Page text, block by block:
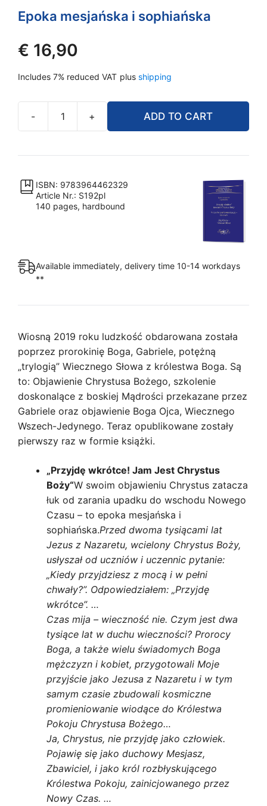
Epoka mesjańska i sophiańska
€ 16,90
Includes 7% reduced VAT plus shipping
-
Trylogia:
wkrótce!
Jest
Boży
komunikacją
Bóg
Ojciec
Wieczne
Słowo
quantity
+ ADD TO CART
ISBN: 9783964462329
Article Nr.: S192pl
140 pages, hardbound
Available immediately, delivery time 10-14 workdays
**
Wiosną 2019 roku ludzkość obdarowana została
poprzez prorokinię Boga, Gabriele, potężną
„trylogią” Wiecznego Słowa z królestwa Boga. Są
to: Objawienie Chrystusa Bożego, szkolenie
doskonalące z boskiej Mądrości przekazane przez
Gabriele oraz objawienie Boga Ojca, Wiecznego
Wszech-Jedynego. Teraz opublikowane zostały
pierwszy raz w formie książki.
„Przyjdę wkrótce! Jam Jest Chrystus
Boży“W swoim objawieniu Chrystus zatacza
łuk od zarania upadku do wschodu Nowego
Czasu – to epoka mesjańska i
sophiańska.Przed dwoma tysiącami lat
Jezus z Nazaretu, wcielony Chrystus Boży,
usłyszał od uczniów i uczennic pytanie:
„Kiedy przyjdziesz z mocą i w pełni
chwały?”. Odpowiedziałem: „Przyjdę
wkrótce”. …
Czas mija – wieczność nie. Czym jest dwa
tysiące lat w duchu wieczności? Prorocy
Boga, a także wielu świadomych Boga
mężczyzn i kobiet, przygotowali Moje
przyjście jako Jezusa z Nazaretu i w tym
samym czasie zbudowali kosmiczne
promieniowanie wiodące do Królestwa
Pokoju Chrystusa Bożego…
Ja, Chrystus, nie przyjdę jako człowiek.
Pojawię się jako duchowy Mesjasz,
Zbawiciel, i jako król rozbłyskującego
Królestwa Pokoju, zainicjowanego przez
Nowy Czas. …